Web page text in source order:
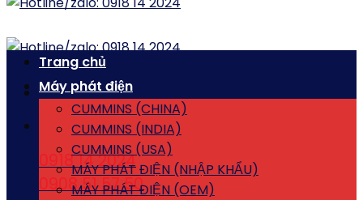
0918 14 2024
0908 51 57 50
Trang chủ
Máy phát điện
CUMMINS (CHINA)
CUMMINS (INDIA)
CUMMINS (USA)
MÁY PHÁT ĐIỆN (NHẬP KHẨU)
MÁY PHÁT ĐIỆN (OEM)